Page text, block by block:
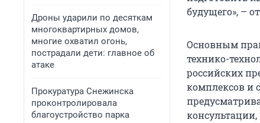
Дроны ударили по десяткам
многоквартирных домов,
многие охватил огонь,
пострадали дети: главное об
атаке
Прокуратура Снежинска
проконтролировала
благоустройство парка
будущего», –
Основным
технико-
российских
комплексов и